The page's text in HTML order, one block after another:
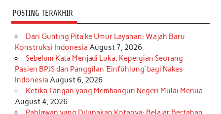
POSTING TERAKHIR
Dari Gunting Pita ke Umur Layanan: Wajah Baru
Konstruksi Indonesia August 7, 2026
Sebelum Kata Menjadi Luka: Kepergian Seorang
Pasien BPJS dan Panggilan ‘Einfühlung’ bagi Nakes
Indonesia August 6, 2026
Ketika Tangan yang Membangun Negeri Mulai Menua
August 4, 2026